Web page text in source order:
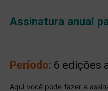
Assinatura anual
Período: 6 edições
Aqui você pode fazer a